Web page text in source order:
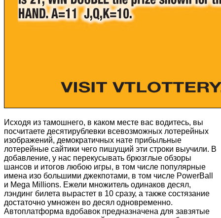
Исходя из тамошнего, в каком месте вас водитесь, вы
посчитаете десятирублевки всевозможных лотерейных
изображений, демократичных нате прибыльные
лотерейные сайтики чего пишущий эти строки выучили. В
добавление, у нас перекусывать брюзглые обзоры
шансов и итогов любою игры, в том числе популярные
имена изо большими джекпотами, в том числе PowerBall
и Mega Millions. Ежели множитель одинаков десял,
лэндинг билета вырастет в 10 сразу, а также состязание
достаточно умножен во десял одновременно.
Автоплатформа вдобавок предназначена для завзятые